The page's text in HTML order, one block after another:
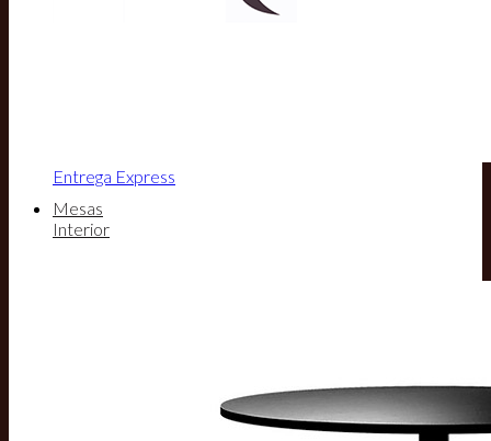
Entrega Express
Mesas
Interior